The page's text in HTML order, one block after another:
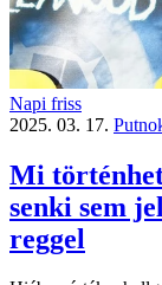
Napi friss
2025. 03. 17.
Mi
senki sem
reggel